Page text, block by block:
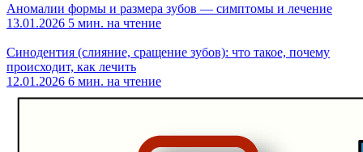
Аномалии формы и размера зубов — симптомы и лечение
13.01.2026 5 мин. на чтение
Синодентия (слияние, сращение зубов): что такое, почему
происходит, как лечить
12.01.2026 6 мин. на чтение